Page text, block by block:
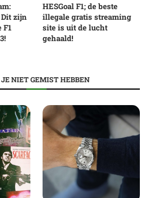
zijn
F1
HESGoal F1; de beste
illegale gratis streaming
site is uit de lucht
gehaald!
NIET GEMIST HEBBEN